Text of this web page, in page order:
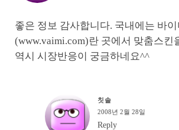
좋은 정보 감사합니다. 국내에는 바이
(www.vaimi.com)란 곳에서 맞춤스킨
역시 시장반응이 궁금하네요^^
칫솔
2008년 2월 28일
Reply